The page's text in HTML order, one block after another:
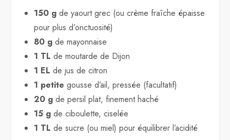
150 g de yaourt grec (ou crème fraîche épaisse
pour plus d’onctuosité)
80 g de mayonnaise
1 TL de moutarde de Dijon
1 EL de jus de citron
1 petite gousse d’ail, pressée (facultatif)
20 g de persil plat, finement haché
15 g de ciboulette, ciselée
1 TL de sucre (ou miel) pour équilibrer l’acidité